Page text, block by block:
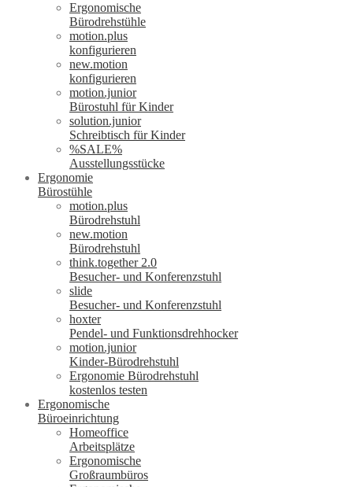
Ergonomische
Bürodrehstühle
motion.plus
konfigurieren
new.motion
konfigurieren
motion.junior
Bürostuhl für Kinder
solution.junior
Schreibtisch für Kinder
%SALE%
Ausstellungsstücke
Ergonomie
Bürostühle
motion.plus
Bürodrehstuhl
new.motion
Bürodrehstuhl
think.together 2.0
Besucher- und Konferenzstuhl
slide
Besucher- und Konferenzstuhl
hoxter
Pendel- und Funktionsdrehhocker
motion.junior
Kinder-Bürodrehstuhl
Ergonomie Bürodrehstuhl
kostenlos testen
Ergonomische
Büroeinrichtung
Homeoffice
Arbeitsplätze
Ergonomische
Großraumbüros